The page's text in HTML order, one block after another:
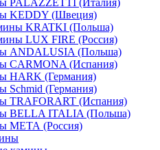
PALAZZETTI (Италия)
KEDDY (Швеция)
KRATKI (Польша)
LUX FIRE (Россия)
ANDALUSIA (Польша)
CARMONA (Испания)
HARK (Германия)
Schmid (Германия)
TRAFORART (Испания)
BELLA ITALIA (Польша)
МЕТА (Россия)